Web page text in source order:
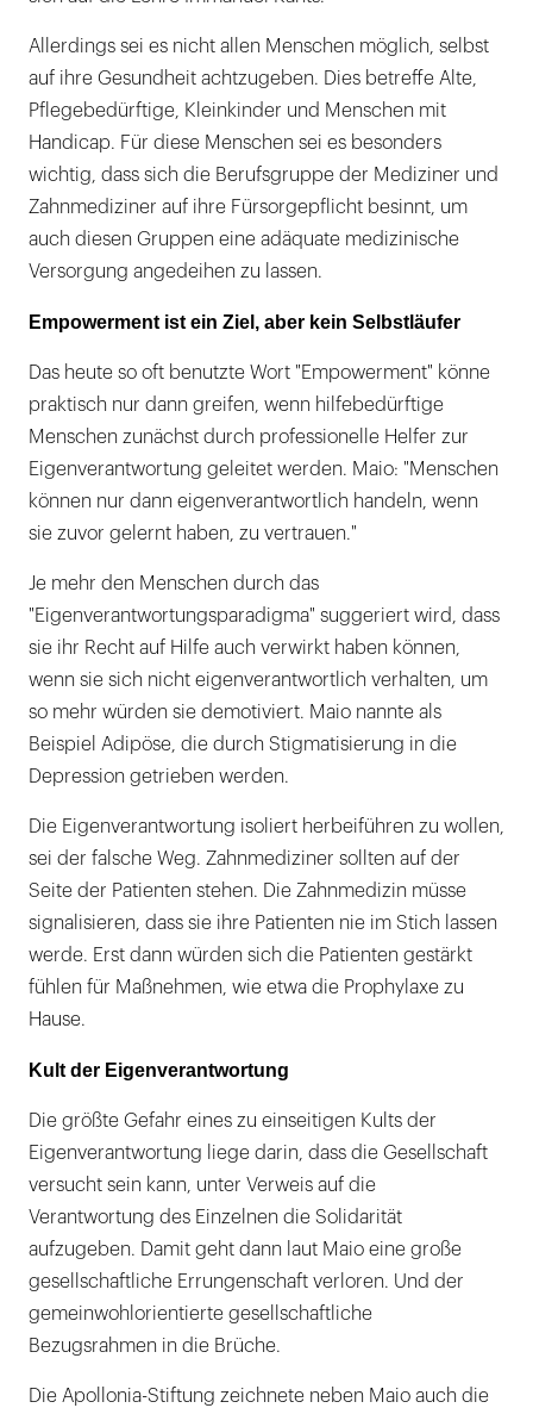
Allerdings sei es nicht allen Menschen möglich, selbst
auf ihre Gesundheit achtzugeben. Dies betreffe Alte,
Pflegebedürftige, Kleinkinder und Menschen mit
Handicap. Für diese Menschen sei es besonders
wichtig, dass sich die Berufsgruppe der Mediziner und
Zahnmediziner auf ihre Fürsorgepflicht besinnt, um
auch diesen Gruppen eine adäquate medizinische
Versorgung angedeihen zu lassen.
Empowerment ist ein Ziel, aber kein Selbstläufer
Das heute so oft benutzte Wort "Empowerment" könne
praktisch nur dann greifen, wenn hilfebedürftige
Menschen zunächst durch professionelle Helfer zur
Eigenverantwortung geleitet werden. Maio: "Menschen
können nur dann eigenverantwortlich handeln, wenn
sie zuvor gelernt haben, zu vertrauen."
Je mehr den Menschen durch das
"Eigenverantwortungsparadigma" suggeriert wird, dass
sie ihr Recht auf Hilfe auch verwirkt haben können,
wenn sie sich nicht eigenverantwortlich verhalten, um
so mehr würden sie demotiviert. Maio nannte als
Beispiel Adipöse, die durch Stigmatisierung in die
Depression getrieben werden.
Die Eigenverantwortung isoliert herbeiführen zu wollen,
sei der falsche Weg. Zahnmediziner sollten auf der
Seite der Patienten stehen. Die Zahnmedizin müsse
signalisieren, dass sie ihre Patienten nie im Stich lassen
werde. Erst dann würden sich die Patienten gestärkt
fühlen für Maßnehmen, wie etwa die Prophylaxe zu
Hause.
Kult der Eigenverantwortung
Die größte Gefahr eines zu einseitigen Kults der
Eigenverantwortung liege darin, dass die Gesellschaft
versucht sein kann, unter Verweis auf die
Verantwortung des Einzelnen die Solidarität
aufzugeben. Damit geht dann laut Maio eine große
gesellschaftliche Errungenschaft verloren. Und der
gemeinwohlorientierte gesellschaftliche
Bezugsrahmen in die Brüche.
Die Apollonia-Stiftung zeichnete neben Maio auch die